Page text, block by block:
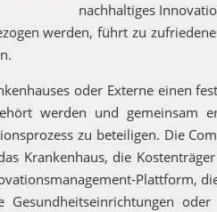
nachhaltiges
werden, führt zu
oder Externe einen
werden und gemeinsam
zu beteiligen. Die
Krankenhaus, die
Plattform,
Gesundheitseinrichtungen